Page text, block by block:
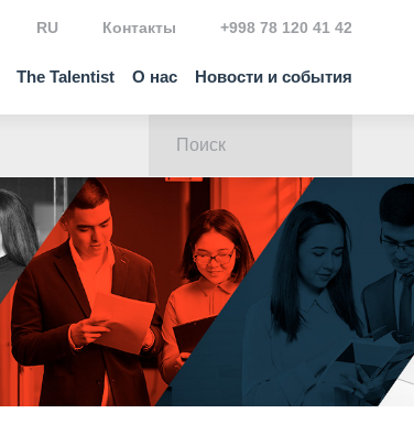
The Talentist О нас Новости и события
RU Контакты +998 78 120 41 42